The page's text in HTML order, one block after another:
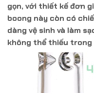
gọn, với thiết kế đơn
boong này còn có
dàng vệ sinh và làm
không thể thiếu trong